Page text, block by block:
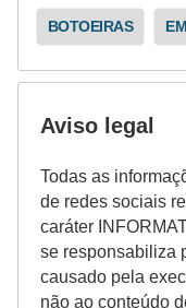
BOTOEIRAS
Aviso legal
Todas as
de redes sociais
caráter
se responsabiliza
causado pela
não ao conteúdo
ç
a
e
m
l
e
t
r